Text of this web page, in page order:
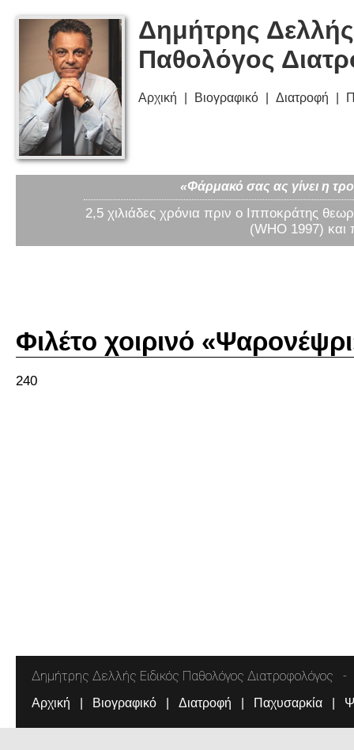
Δημήτρης
Παθολόγος
Αρχική Βιογραφικό Διατροφή
«Φάρμακό σας ας γίνει η
2,5 χιλιάδες χρόνια πριν ο Ιπποκράτης
(WHO 1997) και
Φιλέτο χοιρινό
240
Δημήτρης Δελλής Ειδικός Παθολόγος Διατροφολόγος
Αρχική Βιογραφικό Διατροφή Παχυσαρκία